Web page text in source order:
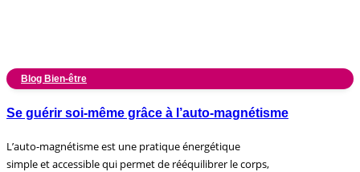
Blog Bien-être
Se guérir soi-même grâce à l’auto-magnétisme
L’auto-magnétisme est une pratique énergétique
simple et accessible qui permet de rééquilibrer le corps,